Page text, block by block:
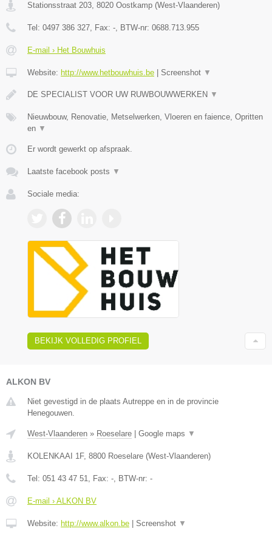
Stationsstraat 203, 8020 Oostkamp (West-Vlaanderen)
Tel: 0497 386 327, Fax: -, BTW-nr: 0688.713.955
E-mail › Het Bouwhuis
Website: http://www.hetbouwhuis.be Screenshot ▼
DE SPECIALIST VOOR UW RUWBOUWWERKEN ▼
Nieuwbouw, Renovatie, Metselwerken, Vloeren en faience, Opritten
en ▼
Er wordt gewerkt op afspraak.
Laatste facebook posts ▼
Sociale media:
BEKIJK VOLLEDIG PROFIEL
ALKON BV
Niet gevestigd in de plaats Autreppe en in de provincie
Henegouwen.
West-Vlaanderen » Roeselare Google maps ▼
KOLENKAAI 1F, 8800 Roeselare (West-Vlaanderen)
Tel: 051 43 47 51, Fax: -, BTW-nr: -
E-mail › ALKON BV
Website: http://www.alkon.be Screenshot ▼